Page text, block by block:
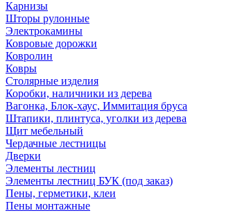
Карнизы
Шторы рулонные
Электрокамины
Ковровые дорожки
Ковролин
Ковры
Столярные изделия
Коробки, наличники из дерева
Вагонка, Блок-хаус, Иммитация бруса
Штапики, плинтуса, уголки из дерева
Щит мебельный
Чердачные лестницы
Дверки
Элементы лестниц
Элементы лестниц БУК (под заказ)
Пены, герметики, клеи
Пены монтажные